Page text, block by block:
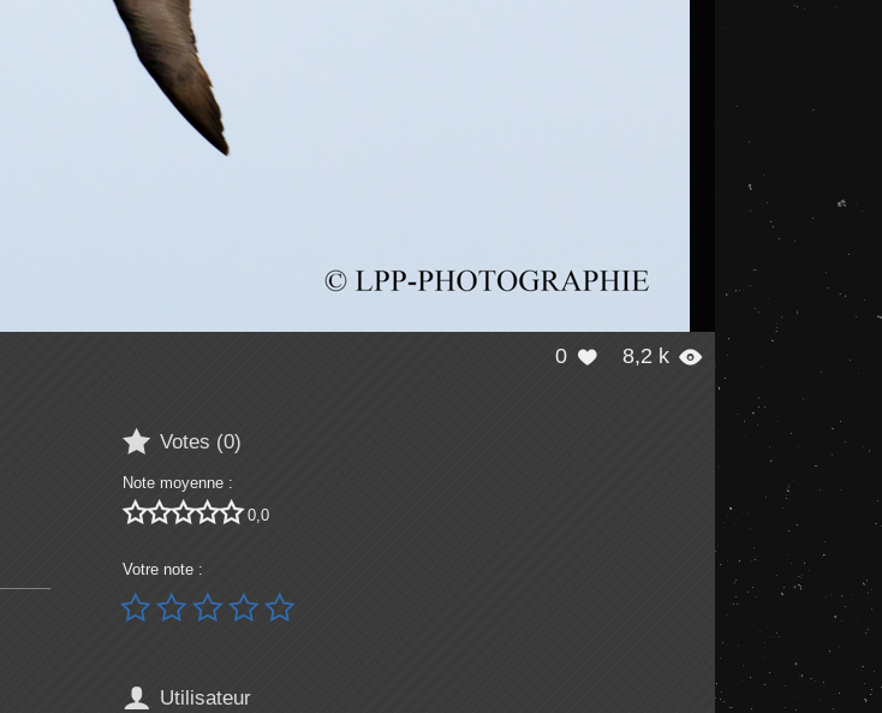
0  8,2 k 
 Votes (0)
Note moyenne :
 0,0
Votre note :

 Utilisateur